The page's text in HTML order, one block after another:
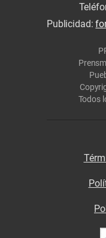
Publicidad:
Todos